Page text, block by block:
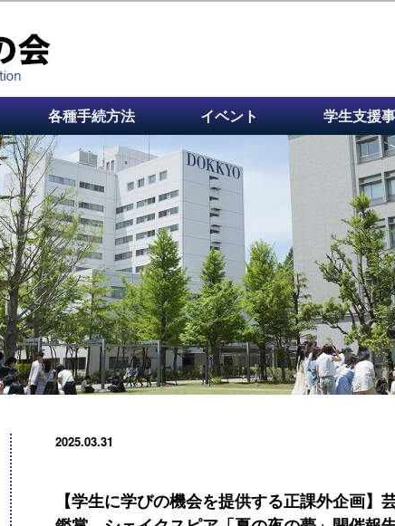
各種手続方法 イベント 学生支援
【学生に学びの機会を提供する正課外企画
2025.03.31